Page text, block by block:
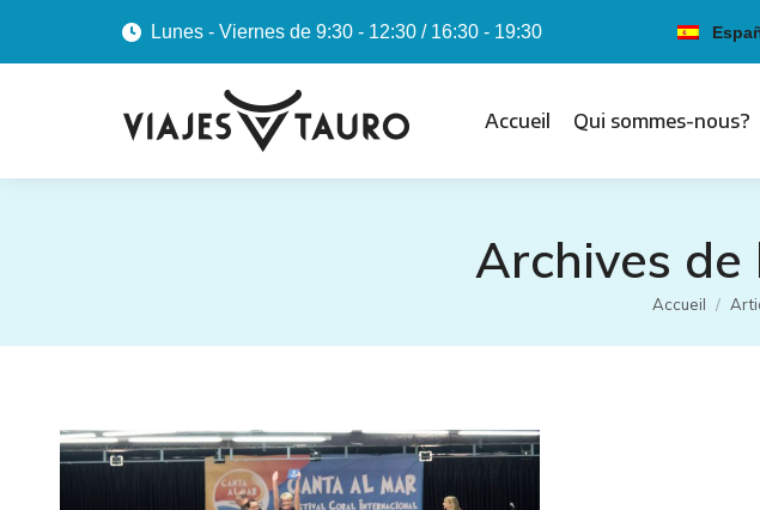
Lunes - Viernes de 9:30 - 12:30 / 16:30 - 19:30
Accueil Qui sommes-nous?
Archives de
Vous êtes
Accueil